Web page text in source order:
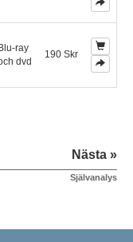
ray
dvd
190 Skr
Nästa »
Självanalys